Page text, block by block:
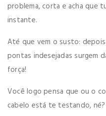
problema, corta e acha que
instante.
Até que vem o susto:
pontas indesejadas surgem
força!
Você logo pensa que ou o
cabelo está te testando,